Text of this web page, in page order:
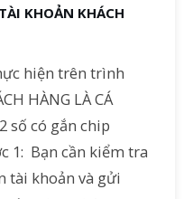
KHOẢN KHÁCH
hiện trên trình
HÀNG LÀ CÁ
số có gắn chip
1: Bạn cần kiểm tra
tài khoản và gửi